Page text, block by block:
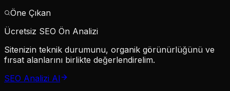
Öne Çıkan
Ücretsiz SEO Ön Analizi
Sitenizin teknik durumunu, organik görünürlüğünü ve
fırsat alanlarını birlikte değerlendirelim.
SEO Analizi Al